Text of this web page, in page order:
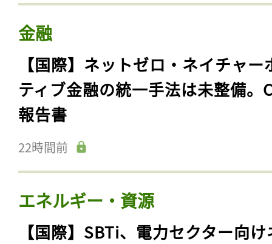
金融
【国際】ネットゼロ・ネイチャー
ティブ金融の統一手法は未整備。
報告書
22時間前
エネルギー・資源
【国際】SBTi、電力セクター向